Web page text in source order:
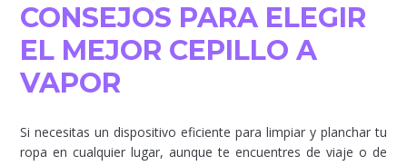
CONSEJOS PARA ELEGIR
EL MEJOR CEPILLO A
VAPOR
Si necesitas un dispositivo eficiente para limpiar y planchar tu
ropa en cualquier lugar, aunque te encuentres de viaje o de